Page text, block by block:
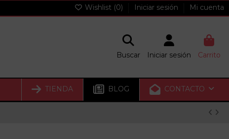
Wishlist (0) Iniciar sesión Mi cuenta
Buscar Iniciar sesión Carrito
CONTACTO
BLOG
TIENDA